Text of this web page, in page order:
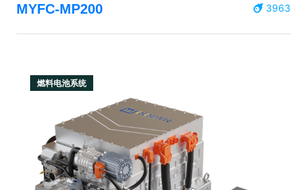
3963
MYFC-MP200
燃料电池系统